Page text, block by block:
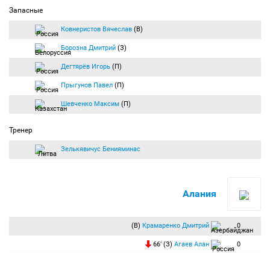
Запасные
Ковнеристов Вячеслав (В)
Борозна Дмитрий (З)
Дегтярёв Игорь (П)
Прыгунов Павел (П)
Шевченко Максим (П)
Тренер
Зелькявичус Бенияминас
Алания
(В) Крамаренко Дмитрий 0
66′ (З) Агаев Алан 0